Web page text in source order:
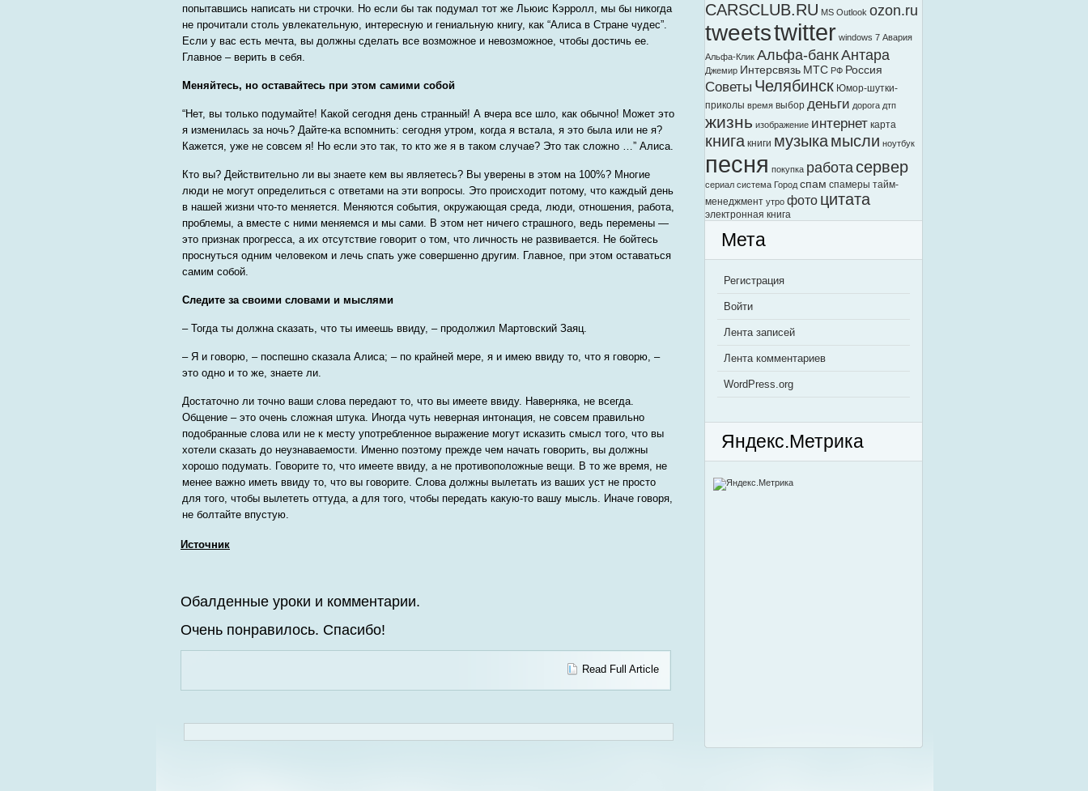
попытавшись написать ни строчки. Но если бы так подумал тот же Льюис Кэрролл, мы бы никогда
не прочитали столь увлекательную, интересную и гениальную книгу, как “Алиса в Стране чудес”.
Если у вас есть мечта, вы должны сделать все возможное и невозможное, чтобы достичь ее.
Главное – верить в себя.
Меняйтесь, но оставайтесь при этом самими собой
“Нет, вы только подумайте! Какой сегодня день странный! А вчера все шло, как обычно! Может это
я изменилась за ночь? Дайте-ка вспомнить: сегодня утром, когда я встала, я это была или не я?
Кажется, уже не совсем я! Но если это так, то кто же я в таком случае? Это так сложно …” Алиса.
Кто вы? Действительно ли вы знаете кем вы являетесь? Вы уверены в этом на 100%? Многие
люди не могут определиться с ответами на эти вопросы. Это происходит потому, что каждый день
в нашей жизни что-то меняется. Меняются события, окружающая среда, люди, отношения, работа,
проблемы, а вместе с ними меняемся и мы сами. В этом нет ничего страшного, ведь перемены —
это признак прогресса, а их отсутствие говорит о том, что личность не развивается. Не бойтесь
проснуться одним человеком и лечь спать уже совершенно другим. Главное, при этом оставаться
самим собой.
Следите за своими словами и мыслями
– Тогда ты должна сказать, что ты имеешь ввиду, – продолжил Мартовский Заяц.
– Я и говорю, – поспешно сказала Алиса; – по крайней мере, я и имею ввиду то, что я говорю, –
это одно и то же, знаете ли.
Достаточно ли точно ваши слова передают то, что вы имеете ввиду. Наверняка, не всегда.
Общение – это очень сложная штука. Иногда чуть неверная интонация, не совсем правильно
подобранные слова или не к месту употребленное выражение могут исказить смысл того, что вы
хотели сказать до неузнаваемости. Именно поэтому прежде чем начать говорить, вы должны
хорошо подумать. Говорите то, что имеете ввиду, а не противоположные вещи. В то же время, не
менее важно иметь ввиду то, что вы говорите. Слова должны вылетать из ваших уст не просто
для того, чтобы вылететь оттуда, а для того, чтобы передать какую-то вашу мысль. Иначе говоря,
не болтайте впустую.
Источник
Обалденные уроки и комментарии.
Очень понравилось. Спасибо!
Read Full Article
CARSCLUB.RU MS Outlook ozon.ru
tweetstwitter windows 7 Авария
Альфа-Клик Альфа-банкАнтара
Джемир Интерсвязь МТС РФ Россия
Советы Челябинск Юмор-шутки-
приколы время выбор деньги дорога дтп
жизнь изображение интернет карта
книга книги музыкамысли ноутбук
песня покупка работасервер
сериал система Город спам спамеры тайм-
менеджмент утро фото цитата
электронная книга
Мета
Регистрация
Войти
Лента записей
Лента комментариев
WordPress.org
Яндекс.Метрика